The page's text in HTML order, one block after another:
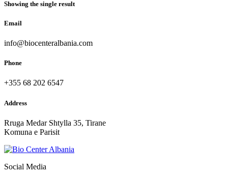
Showing the single result
Email
info@biocenteralbania.com
Phone
+355 68 202 6547
Address
Rruga Medar Shtylla 35, Tirane
Komuna e Parisit
Social Media